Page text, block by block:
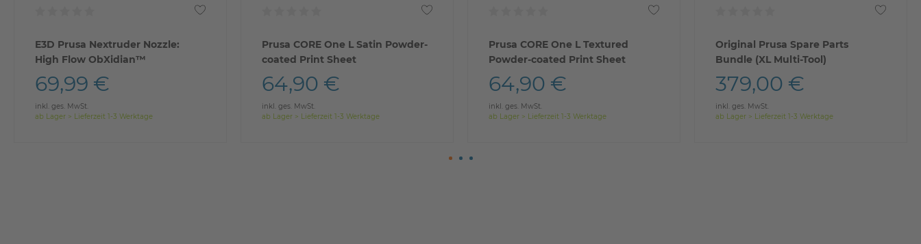
E3D Prusa Nextruder Nozzle:
High Flow ObXidian™
69,99 €
inkl. ges. MwSt.
ab Lager > Lieferzeit 1-3 Werktage
Prusa CORE One L Satin Powder-
coated Print Sheet
64,90 €
inkl. ges. MwSt.
ab Lager > Lieferzeit 1-3 Werktage
Prusa CORE One L Textured
Powder-coated Print Sheet
64,90 €
inkl. ges. MwSt.
ab Lager > Lieferzeit 1-3 Werktage
Original Prusa Spare Parts
Bundle (XL Multi-Tool)
379,00 €
inkl. ges. MwSt.
ab Lager > Lieferzeit 1-3 Werktage